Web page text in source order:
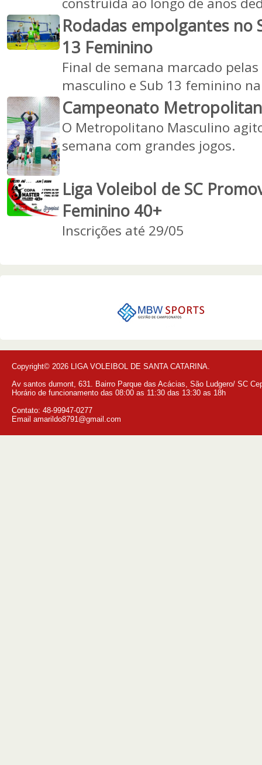
Rodadas empolgantes no
13 Feminino
Final de semana marcado
masculino e Sub 13 feminino
Campeonato
O Metropolitano Masculino
semana com grandes jogos.
Liga Voleibol de SC
Feminino 40+
Inscrições até 29/05
Copyright© 2026 LIGA VOLEIBOL DE SANTA CATARINA.
Av santos dumont, 631. Bairro Parque das Acácias, São Ludgero/ SC
Horário de funcionamento das 08:00 as 11:30 das 13:30 as 18h
Contato: 48-99947-0277
Email amarildo8791@gmail.com